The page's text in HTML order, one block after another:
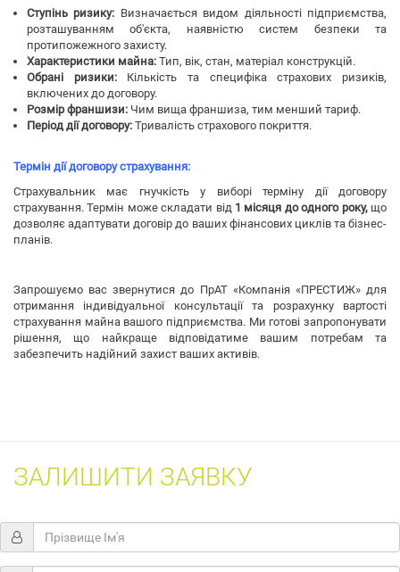
Ступінь ризику: Визначається видом діяльності підприємства,
розташуванням об'єкта, наявністю систем безпеки та
протипожежного захисту.
Характеристики майна: Тип, вік, стан, матеріал конструкцій.
Обрані ризики:Кількість та специфіка страхових ризиків,
включених до договору.
Розмір франшизи: Чим вища франшиза, тим менший тариф.
Період дії договору: Тривалість страхового покриття.
Термін дії договору страхування:
Страхувальник має гнучкість у виборі терміну дії договору
страхування. Термін може складати від 1 місяця до одного року,що
дозволяє адаптувати договір до ваших фінансових циклів та бізнес-
планів.
Запрошуємо вас звернутися до ПрАТ «Компанія «ПРЕСТИЖ» для
отримання індивідуальної консультації та розрахунку вартості
страхування майна вашого підприємства. Ми готові запропонувати
рішення, що найкраще відповідатиме вашим потребам та
забезпечить надійний захист ваших активів.
ЗАЛИШИТИ ЗАЯВКУ